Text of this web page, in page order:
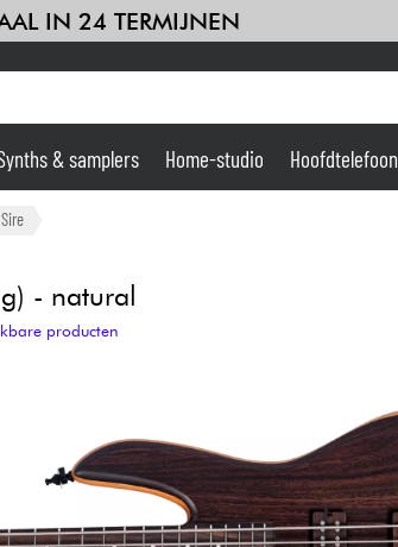
IN 24 TERMIJNEN
Home-studio
Kinderen
Sets
& samplers Home-studio Hoofdtelefoon
Sire
- natural
producten